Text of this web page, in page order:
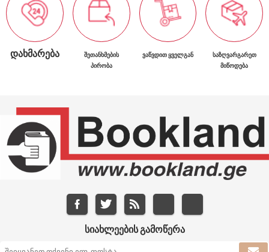
ᲓᲐᲮᲛᲐᲠᲔᲑᲐ
ᲨᲔᲗᲐᲜᲮᲛᲔᲑᲘᲡ
ᲞᲘᲠᲝᲑᲐ
ᲕᲐᲬᲕᲓᲘᲗ ᲧᲕᲔᲚᲒᲐᲜ
ᲡᲐᲖᲦᲕᲐᲠᲒᲐᲠᲔᲗ
ᲛᲘᲬᲝᲓᲔᲑᲐ
ᲡᲘᲐᲮᲚᲔᲔᲑᲘᲡ ᲒᲐᲛᲝᲬᲔᲠᲐ